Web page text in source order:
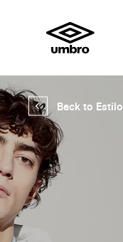
Back to Estilo